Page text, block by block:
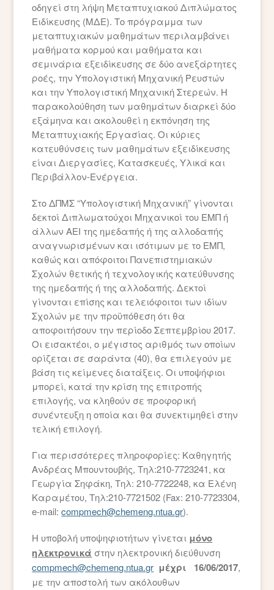
οδηγεί στη λήψη Μεταπτυχιακού Διπλώματος
Ειδίκευσης (ΜΔΕ). Το πρόγραμμα των
μεταπτυχιακών μαθημάτων περιλαμβάνει
μαθήματα κορμού και μαθήματα και
σεμινάρια εξειδίκευσης σε δύο ανεξάρτητες
ροές, την Υπολογιστική Μηχανική Ρευστών
και την Υπολογιστική Μηχανική Στερεών. Η
παρακολούθηση των μαθημάτων διαρκεί δύο
εξάμηνα και ακολουθεί η εκπόνηση της
Μεταπτυχιακής Εργασίας. Οι κύριες
κατευθύνσεις των μαθημάτων εξειδίκευσης
είναι Διεργασίες, Κατασκευές, Υλικά και
Περιβάλλον-Ενέργεια.
Στο ΔΠΜΣ “Υπολογιστική Μηχανική” γίνονται
δεκτοί Διπλωματούχοι Μηχανικοί του ΕΜΠ ή
άλλων ΑΕΙ της ημεδαπής ή της αλλοδαπής
αναγνωρισμένων και ισότιμων με το ΕΜΠ,
καθώς και απόφοιτοι Πανεπιστημιακών
Σχολών θετικής ή τεχνολογικής κατεύθυνσης
της ημεδαπής ή της αλλοδαπής. Δεκτοί
γίνονται επίσης και τελειόφοιτοι των ιδίων
Σχολών με την προϋπόθεση ότι θα
αποφοιτήσουν την περίοδο Σεπτεμβρίου 2017.
Οι εισακτέοι, ο μέγιστος αριθμός των οποίων
ορίζεται σε σαράντα (40), θα επιλεγούν με
βάση τις κείμενες διατάξεις. Οι υποψήφιοι
μπορεί, κατά την κρίση της επιτροπής
επιλογής, να κληθούν σε προφορική
συνέντευξη η οποία και θα συνεκτιμηθεί στην
τελική επιλογή.
Για περισσότερες πληροφορίες: Καθηγητής
Ανδρέας Μπουντουβής, Τηλ:210-7723241, κα
Γεωργία Σηφάκη, Τηλ: 210-7722248, κα Ελένη
Καραμέτου, Τηλ:210-7721502 (Fax: 210-7723304,
e-mail:compmech@chemeng.ntua.gr).
H υποβολή υποψηφιοτήτων γίνεται μόνο
ηλεκτρονικά στην ηλεκτρονική διεύθυνση
compmech@chemeng.ntua.gr μέχρι 16/06/2017,
με την αποστολή των ακόλουθων